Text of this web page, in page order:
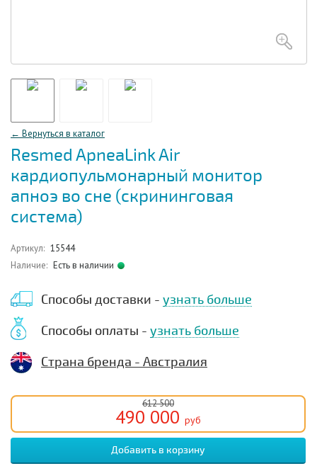
← Вернуться в каталог
Resmed ApneaLink Air
кардиопульмонарный монитор
апноэ во сне (скрининговая
система)
Артикул: 15544
Наличие: Есть в наличии
Способы доставки - узнать больше
Способы оплаты - узнать больше
Страна бренда - Австралия
612 500
490 000 руб